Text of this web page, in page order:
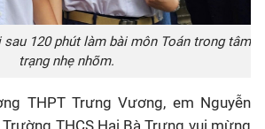
120 phút làm bài môn Toán trong tâm
trạng nhẹ nhõm.
THPT Trưng Vương, em Nguyễn
THCS Hai Bà Trưng vui mừng